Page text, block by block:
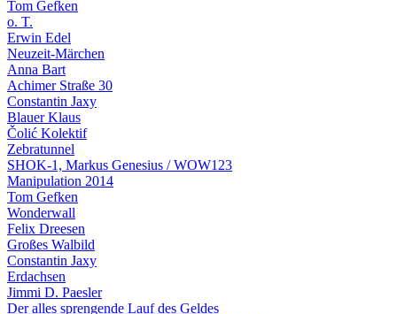
Tom Gefken
o. T.
Erwin Edel
Neuzeit-Märchen
Anna Bart
Achimer Straße 30
Constantin Jaxy
Blauer Klaus
Čolić Kolektif
Zebratunnel
SHOK-1, Markus Genesius / WOW123
Manipulation 2014
Tom Gefken
Wonderwall
Felix Dreesen
Großes Walbild
Constantin Jaxy
Erdachsen
Jimmi D. Paesler
Der alles sprengende Lauf des Geldes